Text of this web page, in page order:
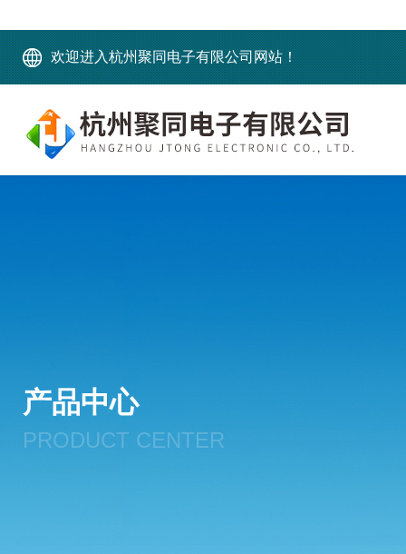
欢迎进入杭州聚同电子有限公司网站！
产品中心
PRODUCT CENTER